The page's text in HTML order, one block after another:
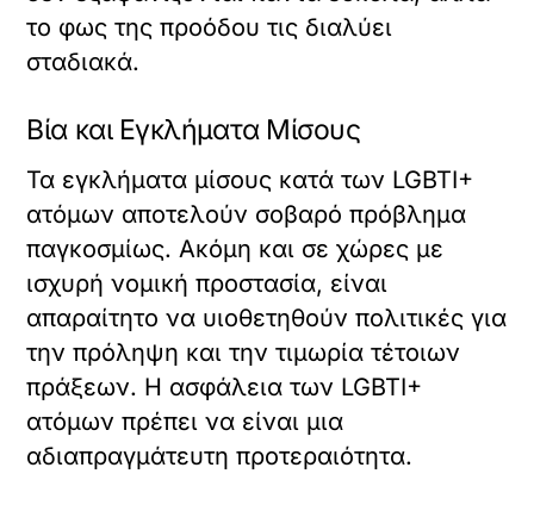
το φως της προόδου τις διαλύει
σταδιακά.
Βία και Εγκλήματα Μίσους
Τα εγκλήματα μίσους κατά των LGBTI+
ατόμων αποτελούν σοβαρό πρόβλημα
παγκοσμίως. Ακόμη και σε χώρες με
ισχυρή νομική προστασία, είναι
απαραίτητο να υιοθετηθούν πολιτικές για
την πρόληψη και την τιμωρία τέτοιων
πράξεων. Η ασφάλεια των LGBTI+
ατόμων πρέπει να είναι μια
αδιαπραγμάτευτη προτεραιότητα.